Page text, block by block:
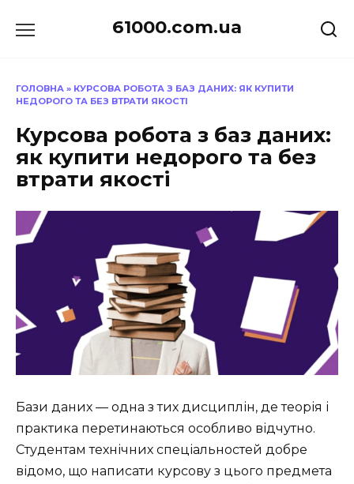
до
61000.com.ua
ГОЛОВНА » КУРСОВА РОБОТА З БАЗ ДАНИХ: ЯК КУПИТИ
НЕДОРОГО ТА БЕЗ ВТРАТИ ЯКОСТІ
Курсова робота з баз даних:
як купити недорого та без
втрати якості
Бази даних — одна з тих дисциплін, де теорія і
практика перетинаються особливо відчутно.
Студентам технічних спеціальностей добре
відомо, що написати курсову з цього предмета